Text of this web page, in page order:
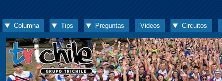
Columna Tips Preguntas Videos Circuitos